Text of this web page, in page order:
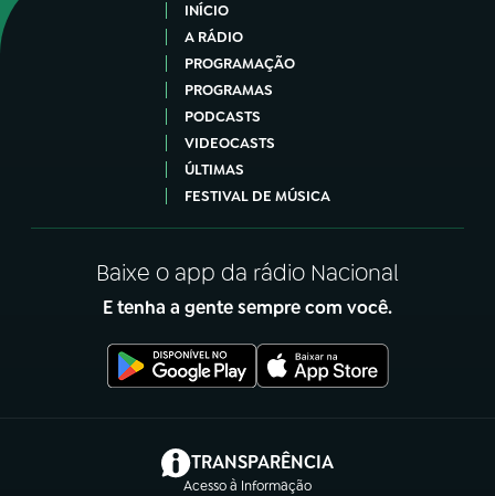
INÍCIO
A RÁDIO
PROGRAMAÇÃO
PROGRAMAS
PODCASTS
VIDEOCASTS
ÚLTIMAS
FESTIVAL DE MÚSICA
Baixe o app da rádio Nacional
E tenha a gente sempre com você.
TRANSPARÊNCIA
Acesso à Informação
(abre em nova aba)